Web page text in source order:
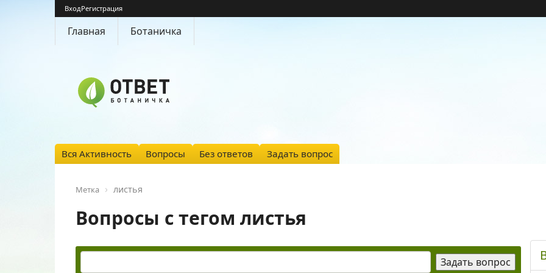
ВходРегистрация
Главная Ботаничка
Вся Активность Вопросы Без ответов Задать вопрос
Метка листья
Вопросы с тегом листья